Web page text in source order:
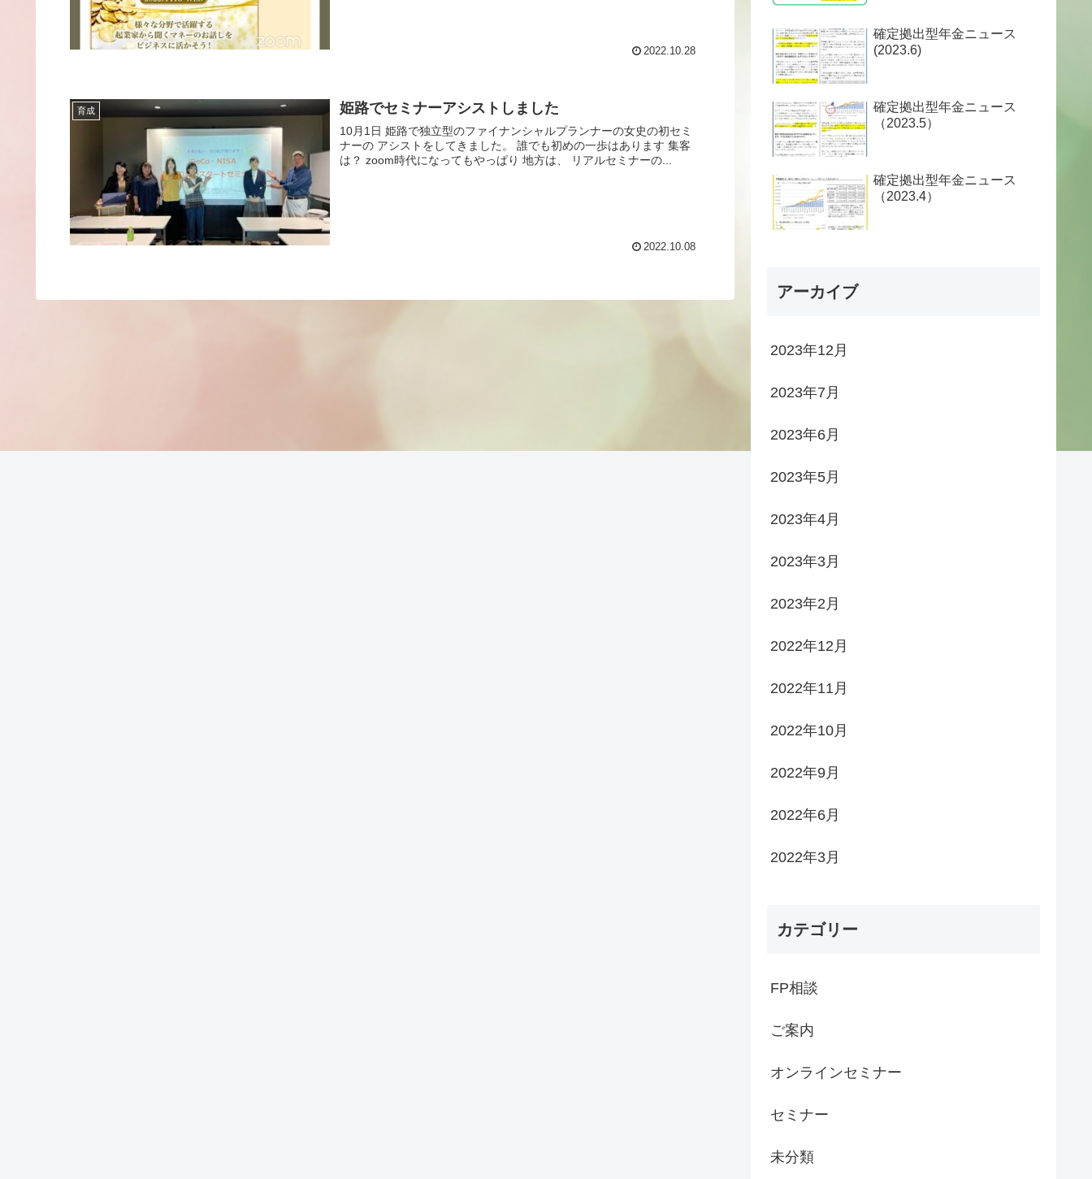
2022.10.28
育成 姫路でセミナーアシストしました
10月1日 姫路で独立型のファイナンシャルプランナーの女史の初セミ
ナーの アシストをしてきました。 誰でも初めの一歩はあります 集客
は？ zoom時代になってもやっぱり 地方は、 リアルセミナーの...
2022.10.08
確定拠出型年金ニュース
(2023.6)
確定拠出型年金ニュース
（2023.5）
確定拠出型年金ニュース
（2023.4）
アーカイブ
2023年12月
2023年7月
2023年6月
2023年5月
2023年4月
2023年3月
2023年2月
2022年12月
2022年11月
2022年10月
2022年9月
2022年6月
2022年3月
カテゴリー
FP相談
ご案内
オンラインセミナー
セミナー
未分類